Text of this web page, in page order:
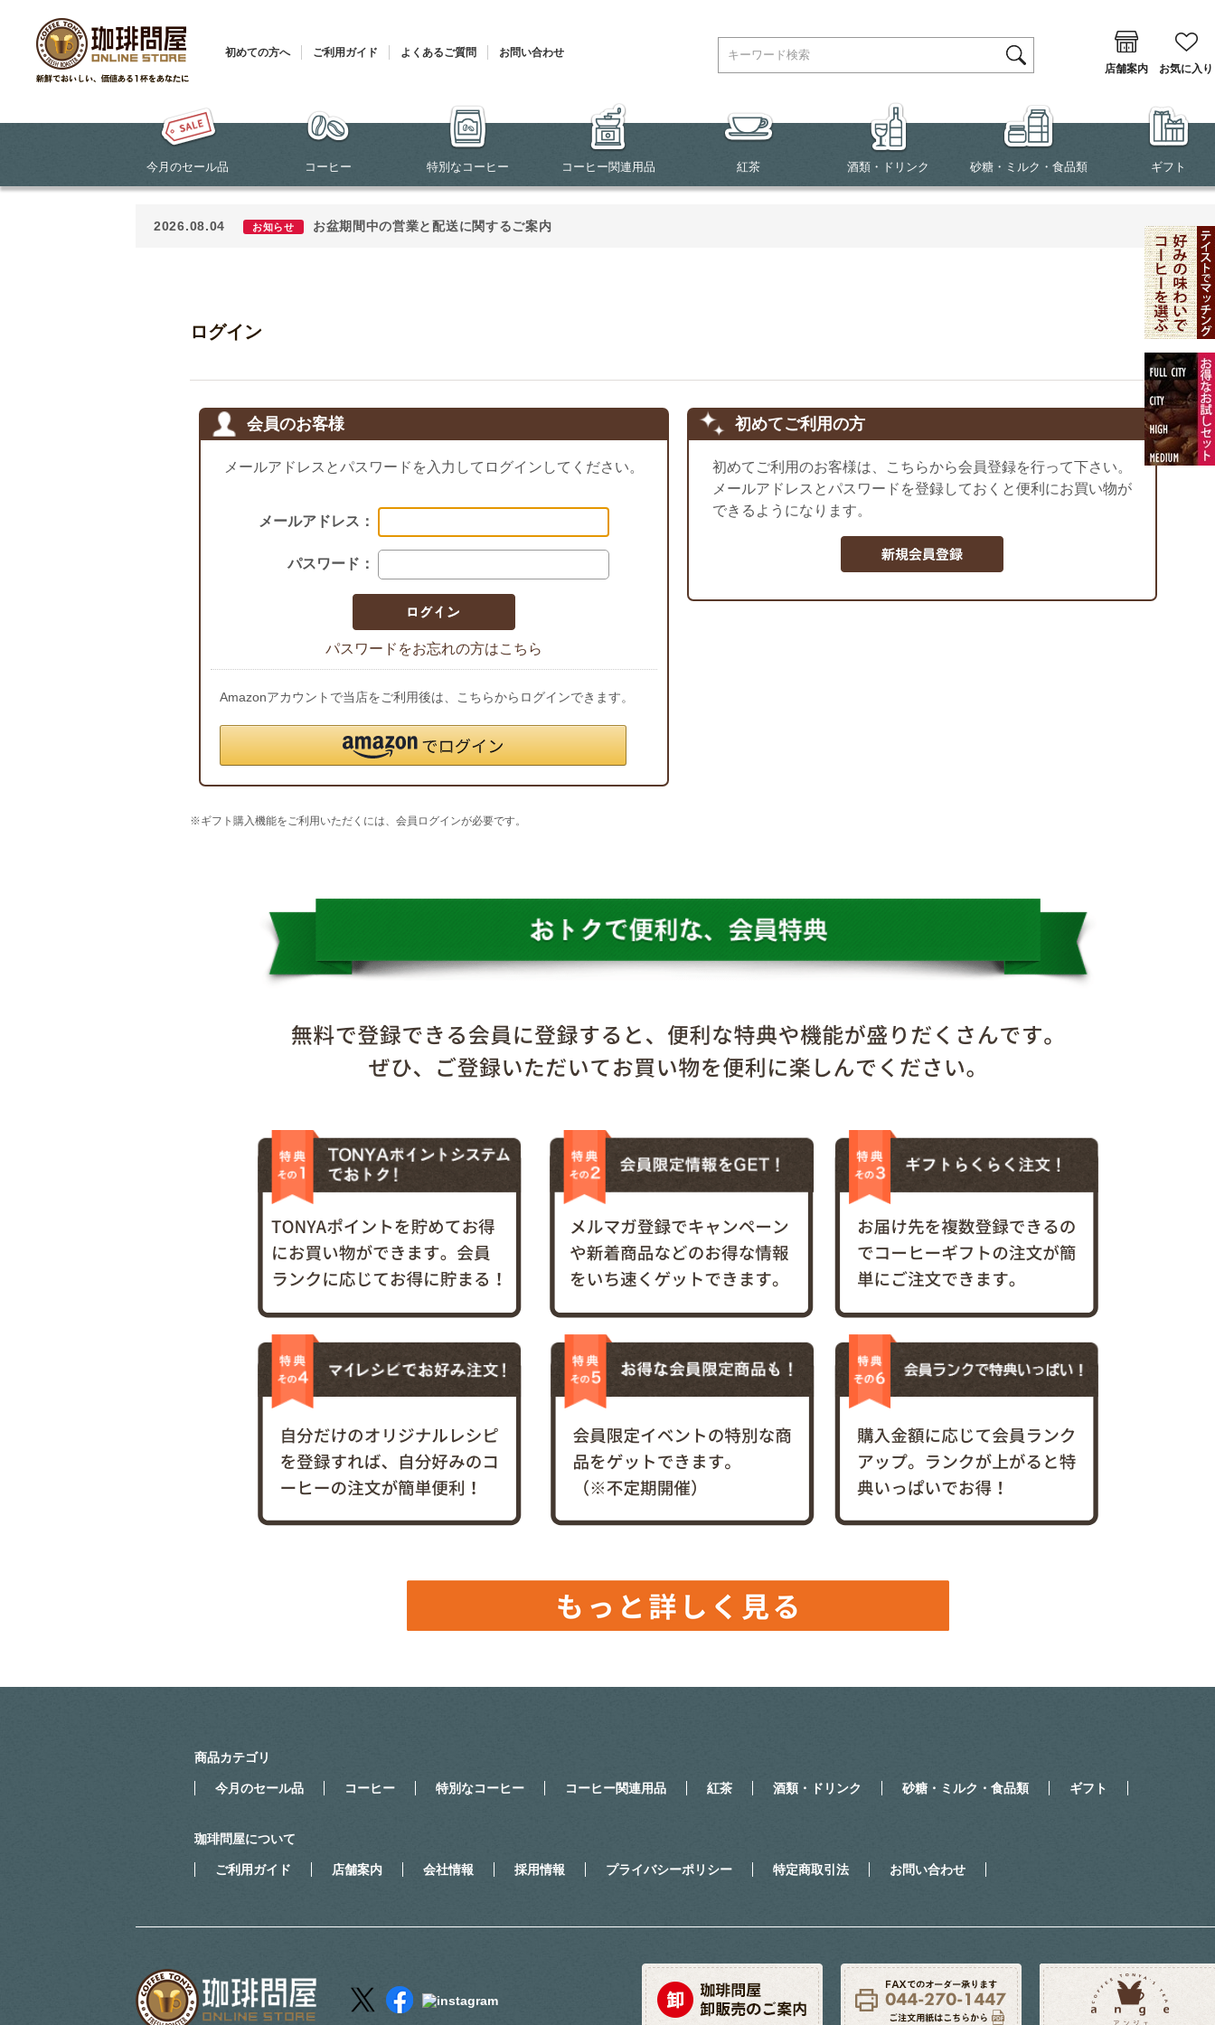
初めての方へ ご利用ガイド よくあるご質問
お問い合わせ
店舗案内
お気に入り
今月のセール品 コーヒー 特別なコーヒー コーヒー関連用品 紅茶 酒類・ドリンク 砂糖・ミルク・食品類 ギフト
2026.08.04 お知らせ お盆期間中の営業と配送に関するご案内
ログイン
会員のお客様
メールアドレスとパスワードを入力してログインしてください。
メールアドレス：
パスワード：
パスワードをお忘れの方はこちら
Amazonアカウントで当店をご利用後は、こちらからログインできます。
初めてご利用の方
初めてご利用のお客様は、こちらから会員登録を行って下さい。
メールアドレスとパスワードを登録しておくと便利にお買い物が
できるようになります。
※ギフト購入機能をご利用いただくには、会員ログインが必要です。
商品カテゴリ
今月のセール品 コーヒー 特別なコーヒー コーヒー関連用品 紅茶 酒類・ドリンク 砂糖・ミルク・食品類 ギフト
珈琲問屋について
ご利用ガイド 店舗案内 会社情報 採用情報 プライバシーポリシー 特定商取引法 お問い合わせ